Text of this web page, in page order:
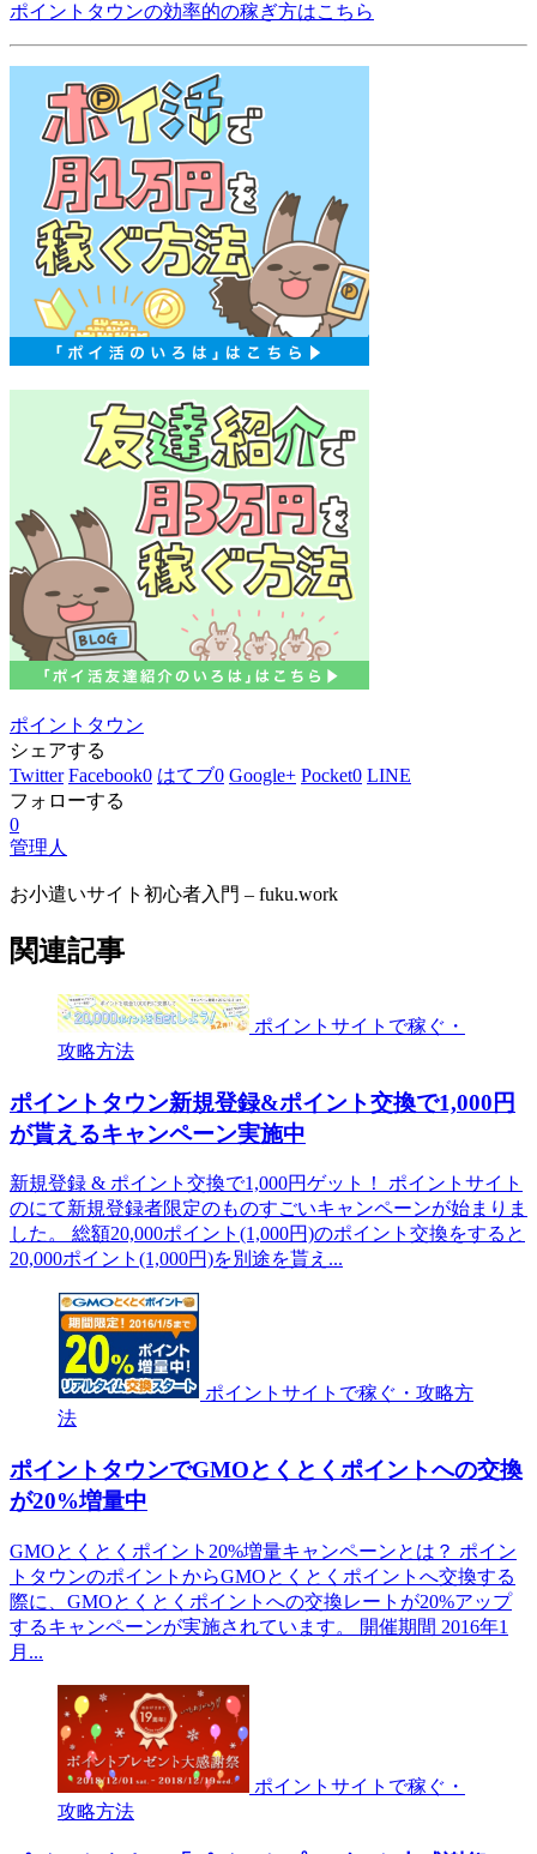
ポイントタウンの効率的の稼ぎ方はこちら
ポイントタウン
シェアする
Twitter Facebook0 はてブ0 Google+ Pocket0 LINE
フォローする
0
管理人
お小遣いサイト初心者入門 – fuku.work
関連記事
ポイントサイトで稼ぐ・
攻略方法
ポイントタウン新規登録&ポイント交換で1,000円
が貰えるキャンペーン実施中
新規登録 & ポイント交換で1,000円ゲット！ ポイントサイト
のにて新規登録者限定のものすごいキャンペーンが始まりま
した。 総額20,000ポイント(1,000円)のポイント交換をすると
20,000ポイント(1,000円)を別途を貰え...
ポイントサイトで稼ぐ・攻略方
法
ポイントタウンでGMOとくとくポイントへの交換
が20%増量中
GMOとくとくポイント20%増量キャンペーンとは？ ポイン
トタウンのポイントからGMOとくとくポイントへ交換する
際に、GMOとくとくポイントへの交換レートが20%アップ
するキャンペーンが実施されています。 開催期間 2016年1
月...
ポイントサイトで稼ぐ・
攻略方法